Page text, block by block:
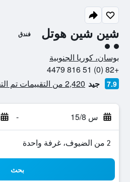
شين شين هوتل فندق
تقييم فئة 2
بوسان، كوريا الجنوبية
+82 (0) 51 816 4479
7.9 جيد 2,420 من التقييمات تم التحقق منها
س 15/8 -
2 من الضيوف، غرفة واحدة
بحث